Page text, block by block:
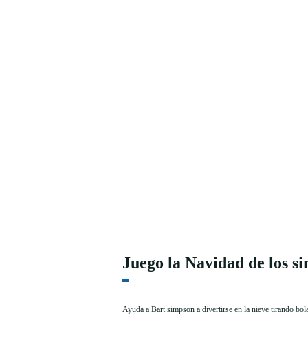
Juego la Navidad de los
Ayuda a Bart simpson a divertirse en la nieve tirando